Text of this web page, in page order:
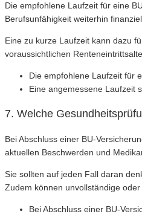
Die empfohlene Laufzeit für eine
Berufsunfähigkeit weiterhin
Eine zu kurze Laufzeit kann dazu
voraussichtlichen
Die empfohlene Laufzeit für
Eine angemessene Laufzeit
7. Welche
Bei Abschluss einer BU-
aktuellen Beschwerden und
Sie sollten auf jeden Fall daran
Zudem können unvollständige
Bei Abschluss einer BU-